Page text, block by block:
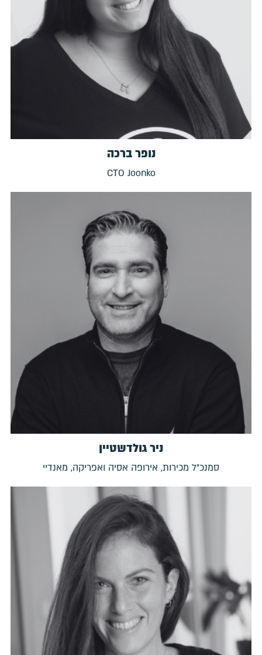
נופר ברכה
CTO Joonko
ניר גולדשטיין
סמנכ״ל מכירות, אירופה אסיה ואפריקה, מאנדיי